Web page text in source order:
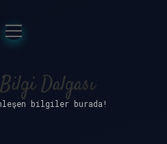
Politikası
Uyarı
menüyü
aç
Dalgası
bilgiler burada!